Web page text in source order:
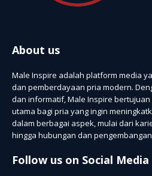
About us
Male Inspire adalah platform media
dan pemberdayaan pria modern.
dan informatif, Male Inspire
utama bagi pria yang ingin
dalam berbagai aspek, mulai dari
hingga hubungan dan
Follow us on Social Media